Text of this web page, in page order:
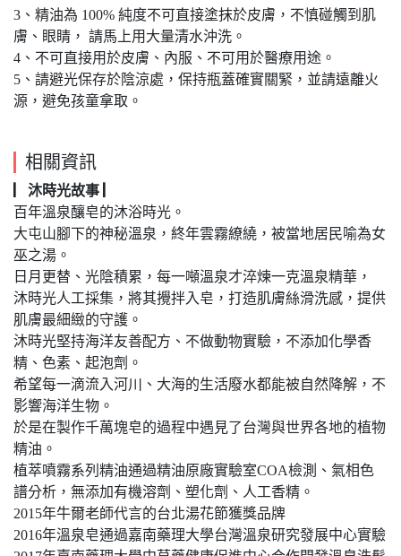
3、精油為 100% 純度不可直接塗抹於皮膚，不慎碰觸到肌
膚、眼睛， 請馬上用大量清水沖洗。
4、不可直接用於皮膚、內服、不可用於醫療用途。
5、請避光保存於陰涼處，保持瓶蓋確實關緊，並請遠離火
源，避免孩童拿取。
相關資訊
▏沐時光故事 ▏
百年溫泉釀皂的沐浴時光。
大屯山腳下的神秘溫泉，終年雲霧繚繞，被當地居民喻為女
巫之湯。
日月更替、光陰積累，每一噸溫泉才淬煉一克溫泉精華，
沐時光人工採集，將其攪拌入皂，打造肌膚絲滑洗感，提供
肌膚最細緻的守護。
沐時光堅持海洋友善配方、不做動物實驗，不添加化學香
精、色素、起泡劑。
希望每一滴流入河川、大海的生活廢水都能被自然降解，不
影響海洋生物。
於是在製作千萬塊皂的過程中遇見了台灣與世界各地的植物
精油。
植萃噴霧系列精油通過精油原廠實驗室COA檢測、氣相色
譜分析，無添加有機溶劑、塑化劑、人工香精。
2015年牛爾老師代言的台北湯花節獲獎品牌
2016年溫泉皂通過嘉南藥理大學台灣溫泉研究發展中心實驗